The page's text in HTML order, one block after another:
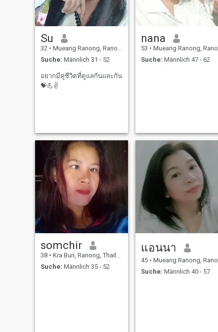
Su
32 • Mueang Ranong, Ranong, Thailand
Suche: Männlich 31 - 52
อยากมีคู่ชีวิตที่ดูแลกันและกัน
💝💪✌️
nana
53 • Mueang Ranong, Ranong, Thailand
Suche: Männlich 47 - 62
somchir
38 • Kra Buri, Ranong, Thailand
Suche: Männlich 35 - 52
แอนนา
45 • Mueang Ranong, Ranong, Thailand
Suche: Männlich 40 - 57